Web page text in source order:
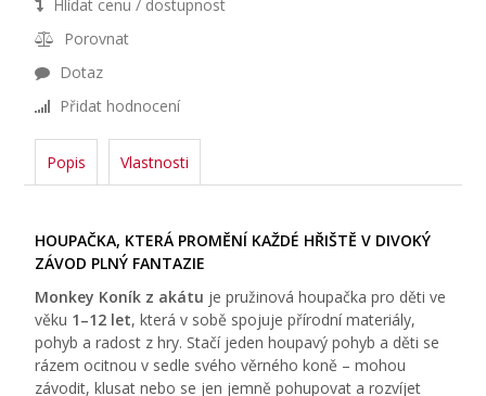
Hlídat cenu / dostupnost
Porovnat
Dotaz
Přidat hodnocení
Popis Vlastnosti
HOUPAČKA, KTERÁ PROMĚNÍ KAŽDÉ HŘIŠTĚ V DIVOKÝ
ZÁVOD PLNÝ FANTAZIE
Monkey Koník z akátu je pružinová houpačka pro děti ve
věku 1–12 let, která v sobě spojuje přírodní materiály,
pohyb a radost z hry. Stačí jeden houpavý pohyb a děti se
rázem ocitnou v sedle svého věrného koně – mohou
závodit, klusat nebo se jen jemně pohupovat a rozvíjet